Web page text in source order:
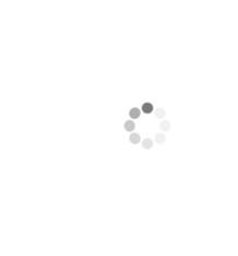
襟で首が埋まら
また、首のボー
プ」の2種類が付
5mmタイプは「
アームズ・ガー